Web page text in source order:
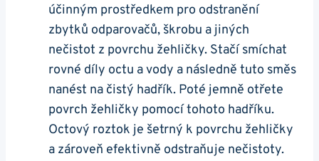
účinným prostředkem pro‍ odstranění
zbytků odparovačů, škrobu a jiných
nečistot z povrchu žehličky. ⁤Stačí smíchat
rovné díly octu a vody a následně tuto směs
nanést na čistý hadřík. Poté ​jemně otřete
povrch žehličky ‍pomocí tohoto hadříku.
Octový roztok je ​šetrný k povrchu žehličky
a zároveň efektivně odstraňuje nečistoty.